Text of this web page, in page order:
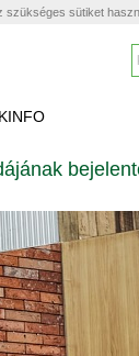
szükséges sütiket